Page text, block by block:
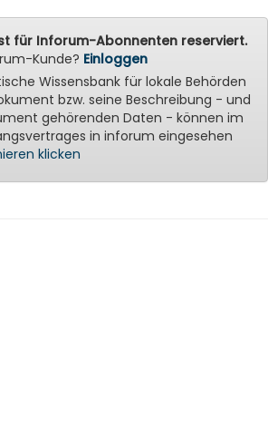
für Inforum-Abonnenten reserviert.
Kunde? Einloggen
Wissensbank für lokale Behörden
bzw. seine Beschreibung - und
gehörenden Daten - können im
in inforum eingesehen
klicken